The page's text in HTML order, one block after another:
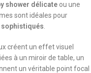
shower délicate ou une
sont idéales pour
créent un effet visuel
à un miroir de table, un
un véritable point focal